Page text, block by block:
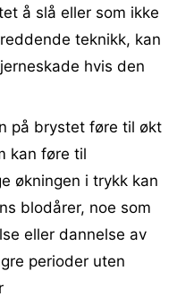
å slå eller som ikke
teknikk, kan
hvis den
på brystet føre til økt
kan føre til
økningen i trykk kan
blodårer, noe som
eller dannelse av
perioder uten